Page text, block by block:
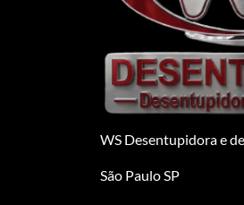
WS Desentupidora e
São Paulo SP